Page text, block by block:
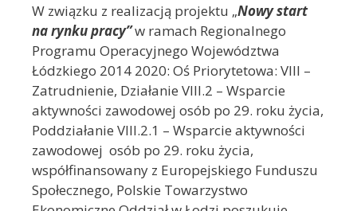
W związku z realizacją projektu „Nowy start
na rynku pracy”w ramach Regionalnego
Programu Operacyjnego Województwa
Łódzkiego 2014 2020: Oś Priorytetowa: VIII –
Zatrudnienie, Działanie VIII.2 – Wsparcie
aktywności zawodowej osób po 29. roku życia,
Poddziałanie VIII.2.1 – Wsparcie aktywności
zawodowej osób po 29. roku życia,
współfinansowany z Europejskiego Funduszu
Społecznego, Polskie Towarzystwo